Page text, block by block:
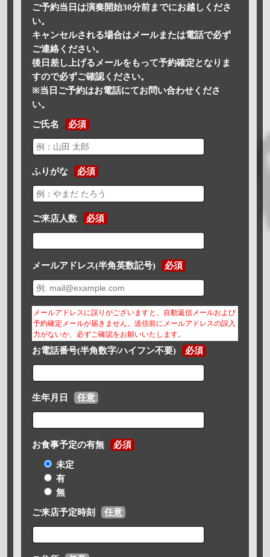
ご予約当日は演奏開始30分前までにお越しくださ
い。
キャンセルされる場合はメールまたは電話で必ず
ご連絡ください。
後日差し上げるメールをもって予約確定となりま
すので必ずご確認ください。
※当日ご予約はお電話にてお問い合わせくださ
い。
ご氏名 必須
ふりがな 必須
ご来店人数 必須
メールアドレス(半角英数記号) 必須
メールアドレスに誤りがございますと、自動返信メールおよび
予約確定メールが届きません。送信前にメールアドレスの誤入
力がないか、必ずご確認をお願いいたします。
お電話番号(半角数字/ハイフン不要) 必須
生年月日 任意
お食事予定の有無 必須
未定
有
無
ご来店予定時刻 任意